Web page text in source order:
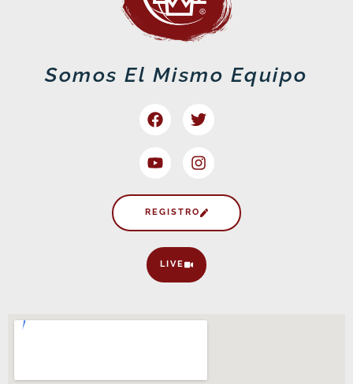
Somos El Mismo Equipo
FacebookTwitter
YoutubeInstagram
REGISTRO
LIVE